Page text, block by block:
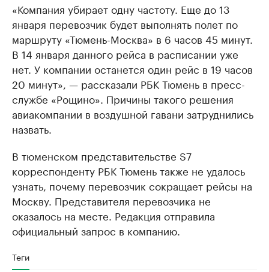
«Компания убирает одну частоту. Еще до 13
января перевозчик будет выполнять полет по
маршруту «Тюмень-Москва» в 6 часов 45 минут.
В 14 января данного рейса в расписании уже
нет. У компании останется один рейс в 19 часов
20 минут», — рассказали РБК Тюмень в пресс-
службе «Рощино». Причины такого решения
авиакомпании в воздушной гавани затруднились
назвать.
В тюменском представительстве S7
корреспонденту РБК Тюмень также не удалось
узнать, почему перевозчик сокращает рейсы на
Москву. Представителя перевозчика не
оказалось на месте. Редакция отправила
официальный запрос в компанию.
Теги